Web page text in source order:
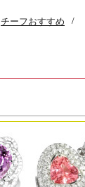
チーフおすすめ /